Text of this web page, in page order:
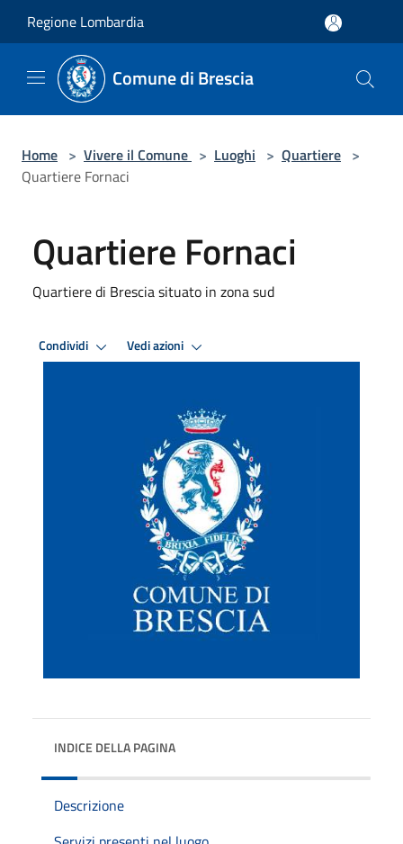
Regione Lombardia
Comune di Brescia
Home > Vivere il Comune > Luoghi > Quartiere >
Quartiere Fornaci
Quartiere Fornaci
Quartiere di Brescia situato in zona sud
Condividi Vedi azioni
INDICE DELLA PAGINA
Descrizione